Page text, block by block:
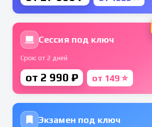
Сессия под ключ
Срок: от 2 дней
от 2 990 ₽ от 149 ⭐
Экзамен под ключ